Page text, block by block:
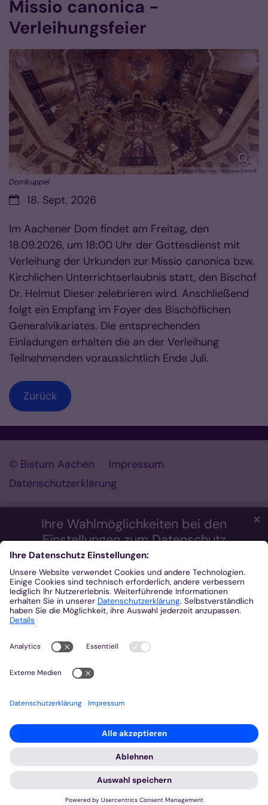
Ihre Wahlmöglichkeiten bei den
Einstellungen zum Datenschutz
Wir möchten Ihnen ein optimales Webseiten-Erlebnis bieten.
Dazu verwenden wir Cookies, die für das Funktionieren unserer
Website notwendig sind. Mit Ihrer Zustimmung verwenden wir
auch Cookies und andere Technologien, die zur Anzeige
externer Inhalte (Videos über Youtube, Audios über
Soundcloud, Karten über MapTiler ...) oder zu anonymen
Statistikzwecken genutzt werden. Sie können selbst
beachten Sie, dass auf Basis Ihrer Einstellungen womöglich
Weitere Informationen und die Möglichkeit zum Widerruf Ihrer
Einwillung finden Sie in unserer
Externe Inhalte
Statistiken
Speichern Alle akzeptieren
✕
Datenschutzerklärung
Missio canonica -
Verleihungsfeier
© Bistum Aachen - Andreas Steindl
Domkuppel
Datum:18. Sept. 2026
Im Aachener Dom findet am Freitag, den
18.09.2026, um 18:00 Uhr der Gottesdienst mit
Verleihung der Urkunden zur Missio canonica bzw.
Kirchlichen Unterrichtserlaubnis statt, den Bischof
Dr. Helmut Dieser zelebrieren wird. Anschließend
folgt ein Empfang im Foyer des Bischöflichen
Generalvikariates. Die entsprechenden
Einladungen erhalten die an der Verleihung
Teilnehmenden voraussichtlich Ende Juli.
Zurück
© Bistum Aachen
Impressum
Datenschutzerklärung